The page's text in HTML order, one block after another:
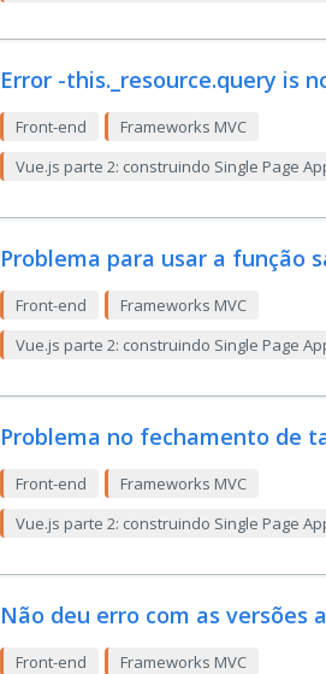
Error -this._resource.query is
Front-end
Frameworks MVC
Vue.js parte 2: construindo Single Page
Problema para usar a função
Front-end
Frameworks MVC
Vue.js parte 2: construindo Single Page
Problema no fechamento de
Front-end
Frameworks MVC
Vue.js parte 2: construindo Single Page
Não deu erro com as versões
Front-end
Frameworks MVC